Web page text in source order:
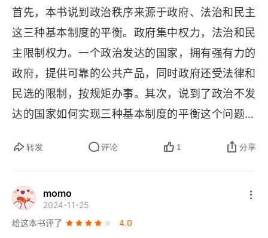
政府在特定疆域里垄断暴力的能力（韦伯对 “国家”
的定义），后者涉及政府能够超越阶级、派系、利
益集团、家族进行决策的不偏不倚性。也就是说，
国家的强大，光是拳头硬还不行，还得有 “一览众
山小” 的超脱地势。
首先，本书说到政治秩序来源于政府、法治和民主
这三种基本制度的平衡。政府集中权力，法治和民
主限制权力。一个政治发达的国家，拥有强有力的
政府，提供可靠的公共产品，同时政府还受法律和
民选的限制，按规矩办事。其次，说到了政治不发
达的国家如何实现三种基本制度的平衡这个问题。
绝大多数国家的问题不在于缺乏民主，而在于缺乏
国家比如希腊、意大利，它们都有民主，但目前都
转发 评论 1 分享
momo
2024-11-25
给这本书评了
4.0